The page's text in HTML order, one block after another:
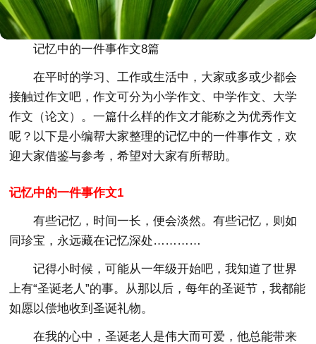
记忆中的一件事作文8篇
在平时的学习、工作或生活中，大家或多或少都会
接触过作文吧，作文可分为小学作文、中学作文、大学
作文（论文）。一篇什么样的作文才能称之为优秀作文
呢？以下是小编帮大家整理的记忆中的一件事作文，欢
迎大家借鉴与参考，希望对大家有所帮助。
记忆中的一件事作文1
有些记忆，时间一长，便会淡然。有些记忆，则如
同珍宝，永远藏在记忆深处…………
记得小时候，可能从一年级开始吧，我知道了世界
上有“圣诞老人”的事。从那以后，每年的圣诞节，我都能
如愿以偿地收到圣诞礼物。
在我的心中，圣诞老人是伟大而可爱，他总能带来